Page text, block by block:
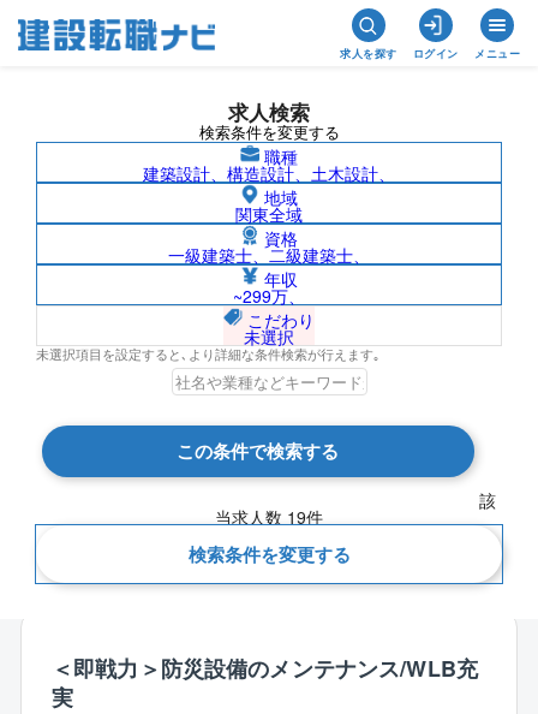
求人を探す ログイン メニュー
求人検索
検索条件を変更する
職種
建築設計、構造設計、土木設計、
地域
関東全域
資格
一級建築士、二級建築士、
年収
~299万、
こだわり
未選択
未選択項目を設定すると､より詳細な条件検索が行えます｡
この条件で検索する
該
当求人数 19件
検索条件を変更する
1級電気工事施工管理技士/茨城県の求人検
索結果一覧
新着順
＜即戦力＞防災設備のメンテナンス/WLB充
実